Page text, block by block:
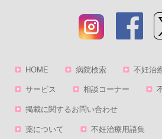
HOME 病院検索 不妊治
サービス 相談コーナー
掲載に関するお問い合わせ
薬について 不妊治療用語集